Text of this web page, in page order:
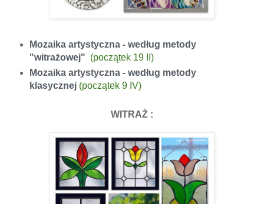
Mozaika artystyczna - według metody
"witrażowej" (początek 19 II)
Mozaika artystyczna - według metody
klasycznej (początek 9 IV)
WITRAŻ :